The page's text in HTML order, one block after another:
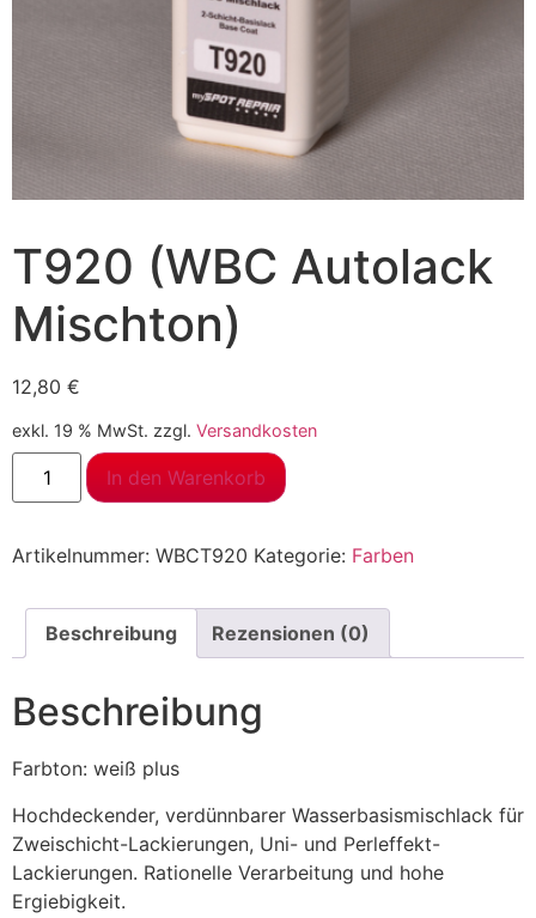
T920 (WBC Autolack
Mischton)
12,80 €
exkl. 19 % MwSt. zzgl. Versandkosten
In den Warenkorb
Artikelnummer: WBCT920 Kategorie: Farben
Beschreibung Rezensionen (0)
Beschreibung
Farbton: weiß plus
Hochdeckender, verdünnbarer Wasserbasismischlack für
Zweischicht-Lackierungen, Uni- und Perleffekt-
Lackierungen. Rationelle Verarbeitung und hohe
Ergiebigkeit.